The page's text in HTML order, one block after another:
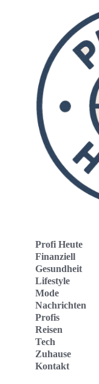
Profi Heute
Finanziell
Gesundheit
Lifestyle
Mode
Nachrichten
Profis
Reisen
Tech
Zuhause
Kontakt